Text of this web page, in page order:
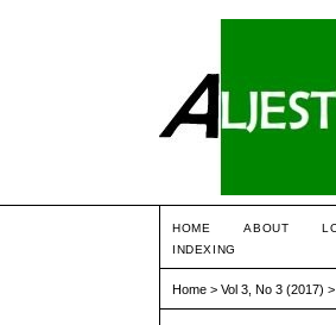
HOME ABOUT
INDEXING
Home >Vol 3, No 3 (2017)